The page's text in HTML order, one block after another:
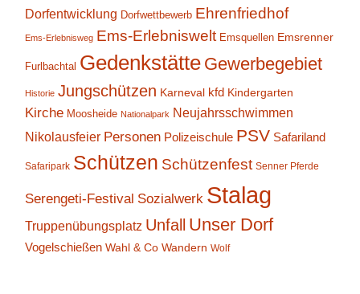
Dorfentwicklung Dorfwettbewerb Ehrenfriedhof
Ems-Erlebnisweg Ems-Erlebniswelt Emsquellen Emsrenner
Furlbachtal Gedenkstätte Gewerbegebiet
Historie Jungschützen Karneval kfd Kindergarten
Kirche Moosheide Nationalpark Neujahrsschwimmen
Nikolausfeier Personen Polizeischule PSV Safariland
Safaripark Schützen Schützenfest Senner Pferde
Serengeti-Festival Sozialwerk Stalag
Truppenübungsplatz Unfall Unser Dorf
Vogelschießen Wahl & Co Wandern Wolf